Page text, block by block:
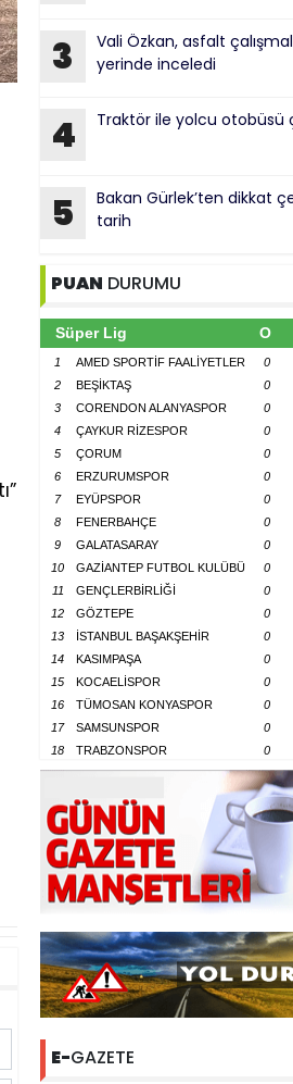
3
Vali Özkan, asfalt
yerinde inceledi
4 Traktör ile yolcu otobüsü
5
Bakan Gürlek’ten dikkat
tarih
PUAN DURUMU
Süper Lig O
1 AMED SPORTİF FAALİYETLER 0
2
BEŞİKTAŞ 0
3
CORENDON ALANYASPOR 0
4
ÇAYKUR RİZESPOR 0
5
ÇORUM 0
6
ERZURUMSPOR 0
7
EYÜPSPOR 0
8
FENERBAHÇE 0
9
GALATASARAY 0
10
GAZİANTEP FUTBOL KULÜBÜ 0
11
GENÇLERBİRLİĞİ 0
12
GÖZTEPE 0
13
İSTANBUL BAŞAKŞEHİR 0
14
KASIMPAŞA 0
15
KOCAELİSPOR 0
16
TÜMOSAN KONYASPOR 0
17
SAMSUNSPOR 0
18
TRABZONSPOR 0
E-GAZETE